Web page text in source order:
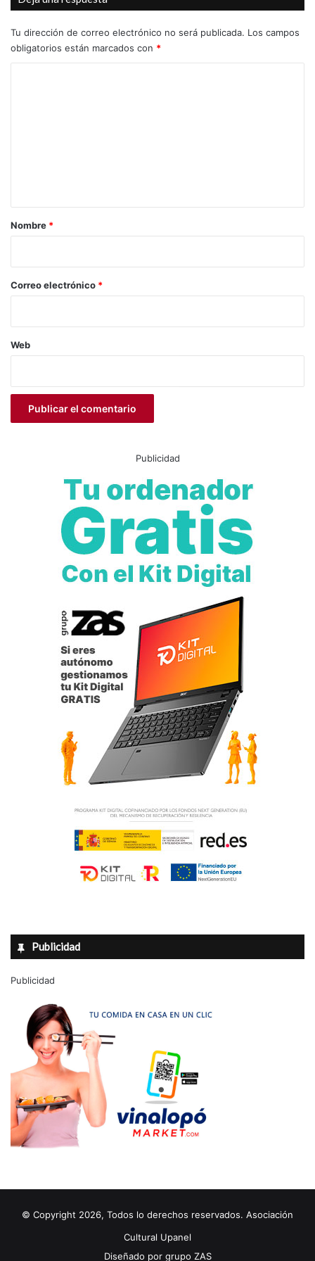
jornada
de
presentación
Tu dirección de correo electrónico no será publicada. Los campos
obligatorios están marcados con *
r
*
Nombre *
Correo electrónico *
Web
Publicidad
Publicidad
Publicidad
© Copyright 2026, Todos lo derechos reservados. Asociación
Cultural Upanel
Diseñado por grupo ZAS